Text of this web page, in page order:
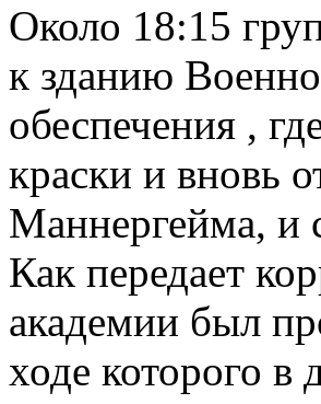
Около 18:15
к зданию
обеспечения ,
краски и вновь
Маннергейма, и
Как передает
академии был
ходе которого в